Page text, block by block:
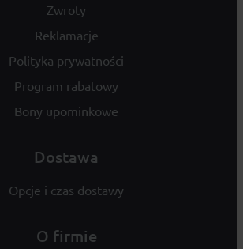
Zwroty
Reklamacje
Polityka prywatności
Program rabatowy
Bony upominkowe
Dostawa
Opcje i czas dostawy
O firmie